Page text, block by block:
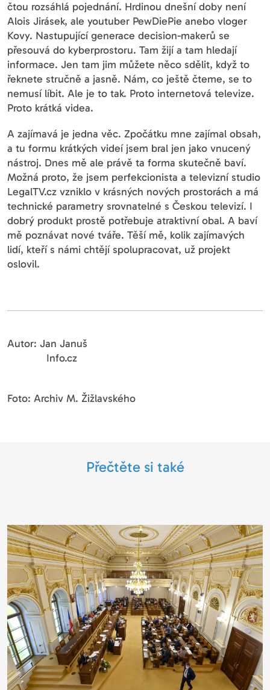
čtou rozsáhlá pojednání. Hrdinou dnešní doby není
Alois Jirásek, ale youtuber PewDiePie anebo vloger
Kovy. Nastupující generace decision-makerů se
přesouvá do kyberprostoru. Tam žijí a tam hledají
informace. Jen tam jim můžete něco sdělit, když to
řeknete stručně a jasně. Nám, co ještě čteme, se to
nemusí líbit. Ale je to tak. Proto internetová televize.
Proto krátká videa.
A zajímavá je jedna věc. Zpočátku mne zajímal obsah,
a tu formu krátkých videí jsem bral jen jako vnucený
nástroj. Dnes mě ale právě ta forma skutečně baví.
Možná proto, že jsem perfekcionista a televizní studio
LegalTV.cz vzniklo v krásných nových prostorách a má
technické parametry srovnatelné s Českou televizí. I
dobrý produkt prostě potřebuje atraktivní obal. A baví
mě poznávat nové tváře. Těší mě, kolik zajímavých
lidí, kteří s námi chtějí spolupracovat, už projekt
oslovil.
Autor: Jan Januš
Info.cz
Foto: Archiv M. Žižlavského
Přečtěte si také